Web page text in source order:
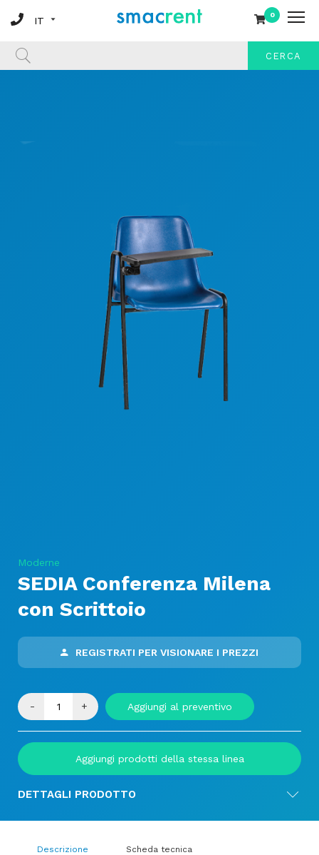
0
CERCA
Moderne
SEDIA Conferenza Milena
con Scrittoio
REGISTRATI PER VISIONARE I PREZZI
- + Aggiungi al preventivo
Aggiungi prodotti della stessa linea
DETTAGLI PRODOTTO
Descrizione Scheda tecnica